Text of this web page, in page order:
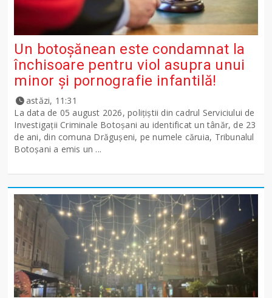
Un botoșănean este condamnat la
închisoare pentru viol asupra unui
minor și pornografie infantilă!
astăzi, 11:31
La data de 05 august 2026, polițiștii din cadrul Serviciului de
Investigații Criminale Botoșani au identificat un tânăr, de 23
de ani, din comuna Drăgușeni, pe numele căruia, Tribunalul
Botoșani a emis un ...